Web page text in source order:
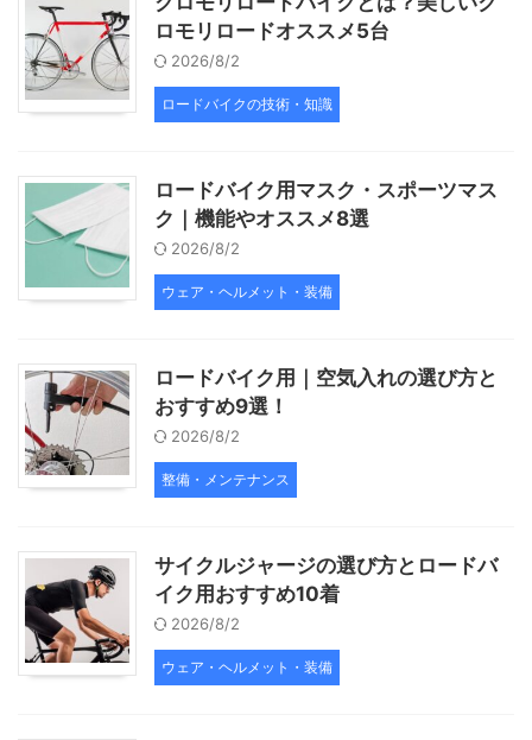
ロモリロードオススメ5台
2026/8/2
ロードバイクの技術・知識
ロードバイク用マスク・スポーツマス
ク｜機能やオススメ8選
2026/8/2
ウェア・ヘルメット・装備
ロードバイク用｜空気入れの選び方と
おすすめ9選！
2026/8/2
整備・メンテナンス
サイクルジャージの選び方とロードバ
イク用おすすめ10着
2026/8/2
ウェア・ヘルメット・装備